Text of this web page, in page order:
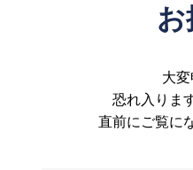
大
恐れ入りま
直前にご覧に